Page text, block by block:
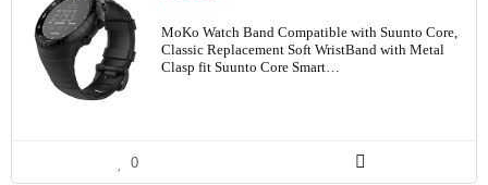
MoKo Watch Band Compatible with Suunto Core,
Classic Replacement Soft WristBand with Metal
Clasp fit Suunto Core Smart…
0